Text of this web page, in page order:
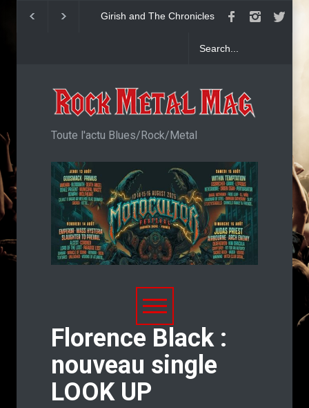
Girish and The Chronicles :
Accept : Single
imaginé
Toute l'actu Blues/Rock/Metal
Florence Black :
nouveau single
LOOK UP